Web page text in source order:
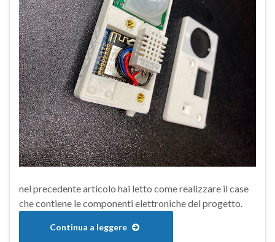
nel precedente articolo hai letto come realizzare il case
che contiene le componenti elettroniche del progetto.
Continua a leggere